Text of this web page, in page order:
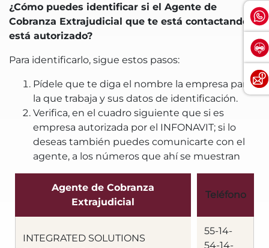
¿Cómo puedes identificar si el Agente de
Cobranza Extrajudicial que te está contactando
está autorizado?
Para identificarlo, sigue estos pasos:
Pídele que te diga el nombre la empresa para
la que trabaja y sus datos de identificación.
Verifica, en el cuadro siguiente que si es
empresa autorizada por el INFONAVIT; si lo
deseas también puedes comunicarte con el
agente, a los números que ahí se muestran
Agente de Cobranza
Extrajudicial
Teléfono
INTEGRATED SOLUTIONS
55-14-
54-14-